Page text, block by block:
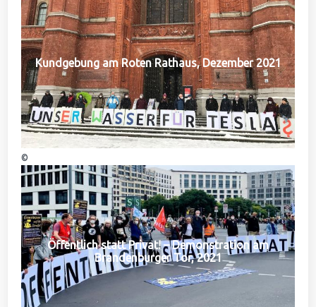
Kundgebung am Roten Rathaus, Dezember 2021
©
Öffentlich statt Privat! – Demonstration am
Brandenburger Tor, 2021